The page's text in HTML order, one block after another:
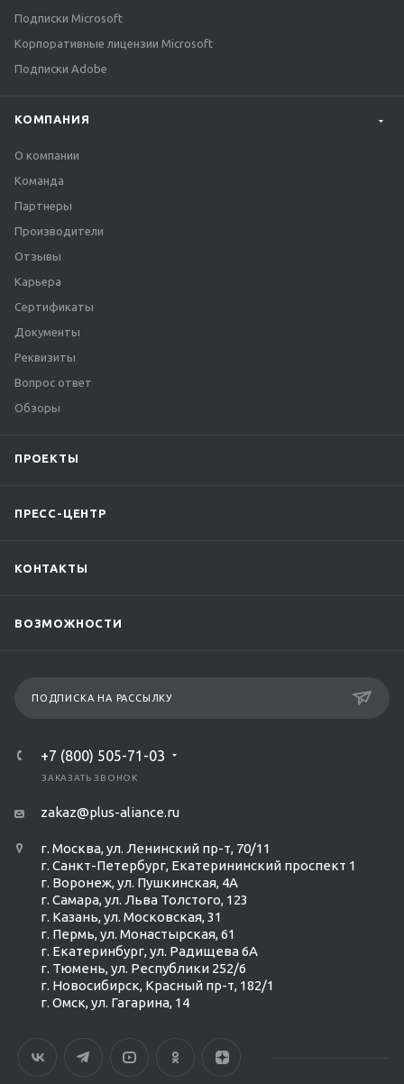
Подписки Microsoft
Корпоративные лицензии Microsoft
Подписки Adobe
КОМПАНИЯ
О компании
Команда
Партнеры
Производители
Отзывы
Карьера
Сертификаты
Документы
Реквизиты
Вопрос ответ
Обзоры
ПРОЕКТЫ
ПРЕСС-ЦЕНТР
КОНТАКТЫ
ВОЗМОЖНОСТИ
ПОДПИСКА НА РАССЫЛКУ
+7 (800) 505-71-03
ЗАКАЗАТЬ ЗВОНОК
zakaz@plus-aliance.ru
г. Москва, ул. Ленинский пр-т, 70/11
г. Санкт-Петербург, Екатерининский проспект 1
г. Воронеж, ул. Пушкинская, 4А
г. Самара, ул. Льва Толстого, 123
г. Казань, ул. Московская, 31
г. Пермь, ул. Монастырская, 61
г. Екатеринбург, ул. Радищева 6А
г. Тюмень, ул. Республики 252/6
г. Новосибирск, Красный пр-т, 182/1
г. Омск, ул. ​Гагарина, 14